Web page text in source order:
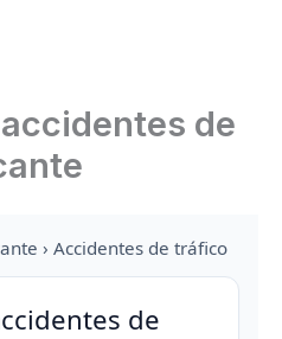
de
› Accidentes de tráfico
de